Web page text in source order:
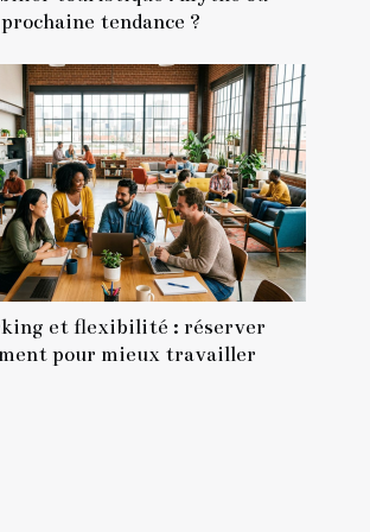
prochaine tendance ?
et flexibilité : réserver
pour mieux travailler